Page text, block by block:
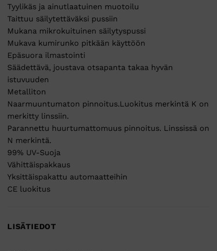
Tyylikäs ja ainutlaatuinen muotoilu
Taittuu säilytettäväksi pussiin
Mukana mikrokuituinen säilytyspussi
Mukava kumirunko pitkään käyttöön
Epäsuora ilmastointi
Säädettävä, joustava otsapanta takaa hyvän
istuvuuden
Metalliton
Naarmuuntumaton pinnoitus.Luokitus merkintä K on
merkitty linssiin.
Parannettu huurtumattomuus pinnoitus. Linssissä on
N merkintä.
99% UV-Suoja
Vähittäispakkaus
Yksittäispakattu automaatteihin
CE luokitus
LISÄTIEDOT